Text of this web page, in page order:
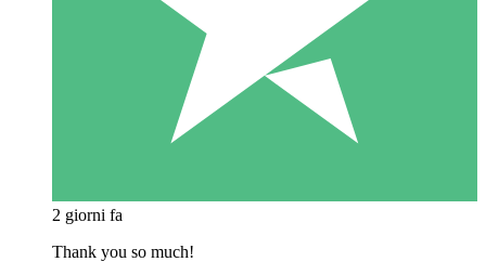
2 giorni fa
Thank you so much!